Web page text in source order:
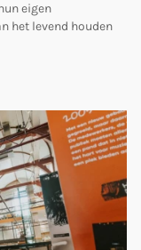
eigen
het levend houden